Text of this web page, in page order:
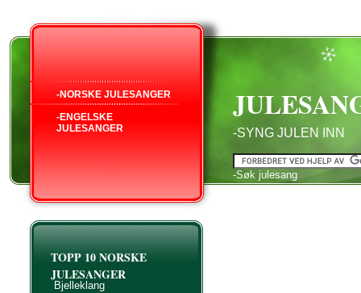
-SYNG JULEN INN
-Søk julesang
-NORSKE JULESANGER
-ENGELSKE
JULESANGER
TOPP 10 NORSKE
JULESANGER
Bjelleklang